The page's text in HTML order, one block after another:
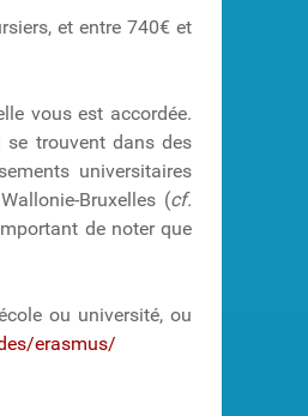
et entre 740€ et
vous est accordée.
se trouvent dans des
universitaires
Bruxelles (cf.
de noter que
ou université, ou
erasmus/